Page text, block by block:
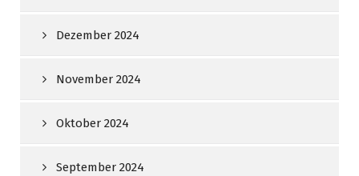
Dezember 2024
November 2024
Oktober 2024
September 2024